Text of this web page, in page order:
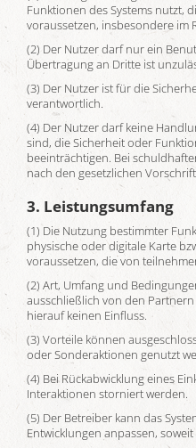
Funktionen des Systems nutzt,
voraussetzen, insbesondere im
(2) Der Nutzer darf nur ein
Übertragung an Dritte ist
(3) Der Nutzer ist für die
verantwortlich.
(4) Der Nutzer darf keine
sind, die Sicherheit oder
beeinträchtigen. Bei
nach den gesetzlichen
3. Leistungsumfang
(1) Die Nutzung bestimmter
physische oder digitale Karte
voraussetzen, die von
(2) Art, Umfang und
ausschließlich von den
hierauf keinen Einfluss.
(3) Vorteile können
oder Sonderaktionen genutzt
(4) Bei Rückabwicklung eines
Interaktionen storniert werden.
(5) Der Betreiber kann das
Entwicklungen anpassen,